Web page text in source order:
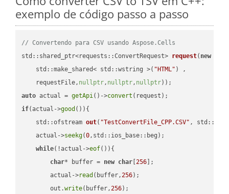
exemplo de código passo a passo
// Convertendo para CSV usando Aspose.Cells
std::shared_ptr<requests::ConvertRequest> request( new
    std::make_shared< std::wstring >(
"HTML" ) ,
    requestFile,
nullptr, nullptr, nullptr))
auto actual = getApi()->convert
if(actual->good ()){
std::ofstream out( "TestConvertFile_CPP.CSV" ,
    actual->
seekg(0,std::ios_base::beg);
while(!actual->eof()){
char* buffer = new char [256 ];
        actual->
read (buffer,256);
        out.
write(buffer,256);